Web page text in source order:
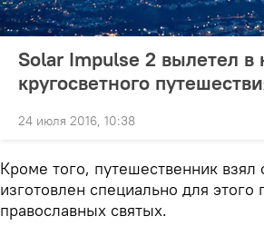
Solar Impulse 2 вылетел в
кругосветного
24 июля 2016, 10:38
Кроме того, путешественник
изготовлен специально для
православных святых.